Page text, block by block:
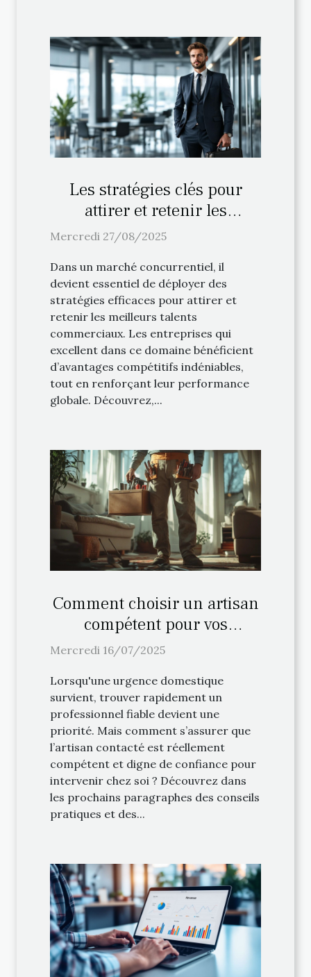
Les stratégies clés pour
attirer et retenir les
meilleurs talents
Mercredi 27/08/2025
Dans un marché concurrentiel, il
devient essentiel de déployer des
stratégies efficaces pour attirer et
retenir les meilleurs talents
commerciaux. Les entreprises qui
excellent dans ce domaine bénéficient
d’avantages compétitifs indéniables,
tout en renforçant leur performance
globale. Découvrez,...
Comment choisir un artisan
compétent pour vos
urgences domestiques ?
Mercredi 16/07/2025
Lorsqu'une urgence domestique
survient, trouver rapidement un
professionnel fiable devient une
priorité. Mais comment s’assurer que
l’artisan contacté est réellement
compétent et digne de confiance pour
intervenir chez soi ? Découvrez dans
les prochains paragraphes des conseils
pratiques et des...